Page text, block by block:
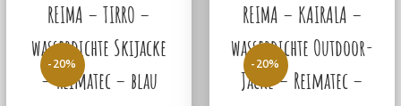
-20%
REIMA – TIRRO –
wasserdichte Skijacke
– Reimatec – blau
-20%
REIMA – KAIRALA –
wasserdichte Outdoor-
Jacke – Reimatec –